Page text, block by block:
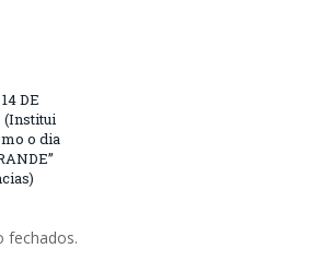
DE
(Institui
o dia
fechados.